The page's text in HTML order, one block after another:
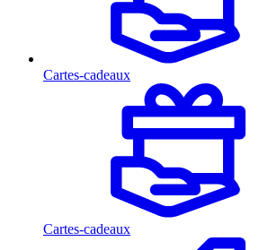
Cartes-cadeaux
Cartes-cadeaux